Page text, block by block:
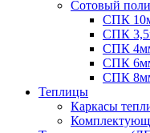
Сотовый
СПК
СПК
СПК
СПК
СПК
Теплицы
Каркасы